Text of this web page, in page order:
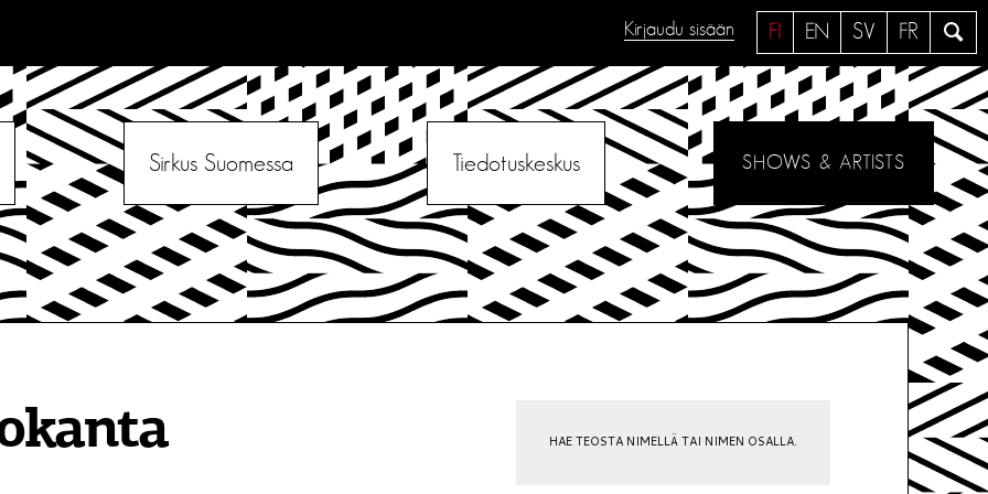
a
e
FI EN SV FR
Kirjaudu sisään
Sirkus Suomessa Tiedotuskeskus SHOWS & ARTISTS
HAE TEOSTA NIMELLÄ TAI NIMEN OSALLA.